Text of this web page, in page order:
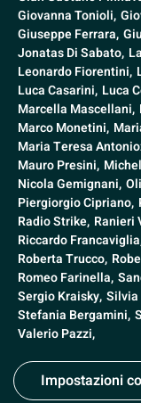
Giovanna Tonioli,
Giuseppe Ferrara,
Jonatas Di Sabato,
Leonardo Fiorentini,
Luca Casarini, Luca
Marcella Mascellani,
Marco Monetini,
Maria Teresa
Mauro Presini,
Nicola Gemignani,
Piergiorgio Cipriano,
Radio Strike, Ranieri
Riccardo
Roberta Trucco,
Romeo Farinella,
Sergio Kraisky,
Stefania Bergamini,
Valerio Pazzi,
Impostazioni